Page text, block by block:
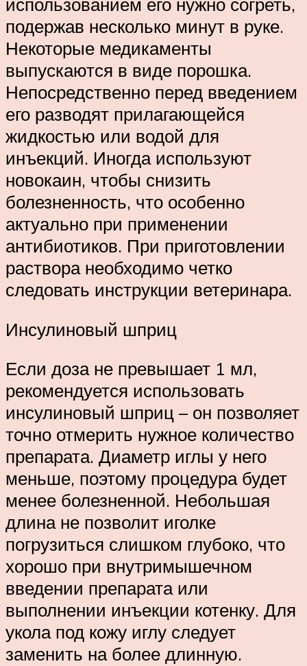
подержав несколько минут в руке.
Некоторые медикаменты
выпускаются в виде порошка.
Непосредственно перед введением
его разводят прилагающейся
жидкостью или водой для
инъекций. Иногда используют
новокаин, чтобы снизить
болезненность, что особенно
актуально при применении
антибиотиков. При приготовлении
раствора необходимо четко
следовать инструкции ветеринара.
Инсулиновый шприц
Если доза не превышает 1 мл,
рекомендуется использовать
инсулиновый шприц – он позволяет
точно отмерить нужное количество
препарата. Диаметр иглы у него
меньше, поэтому процедура будет
менее болезненной. Небольшая
длина не позволит иголке
погрузиться слишком глубоко, что
хорошо при внутримышечном
введении препарата или
выполнении инъекции котенку. Для
укола под кожу иглу следует
заменить на более длинную.